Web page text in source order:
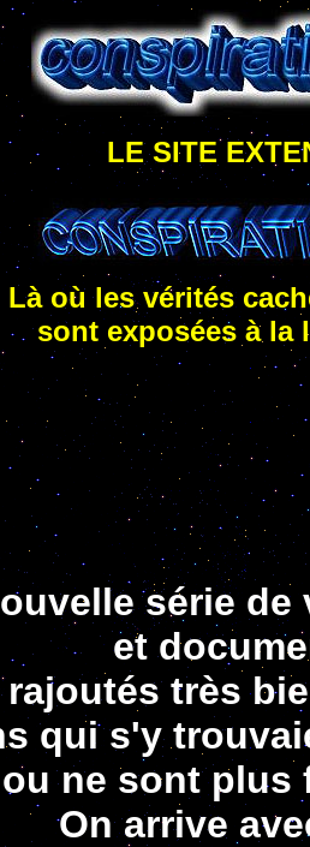
LE SITE
Là où les vérités
sont exposées à la
série
et
très
qui s'y
ou ne sont plus
On arrive